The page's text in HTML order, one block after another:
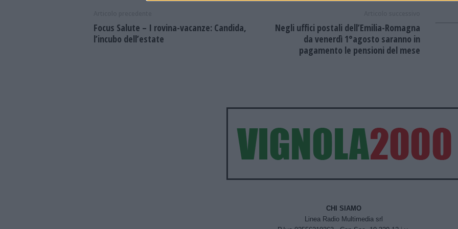
Focus Salute – I rovina-vacanze: Candida,
l’incubo dell’estate
Negli uffici postali dell’Emilia-Romagna
da venerdì 1°agosto saranno in
pagamento le pensioni del mese
CHI SIAMO
Linea Radio Multimedia srl